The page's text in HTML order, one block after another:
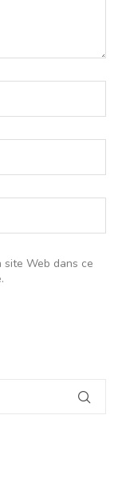
site Web dans ce